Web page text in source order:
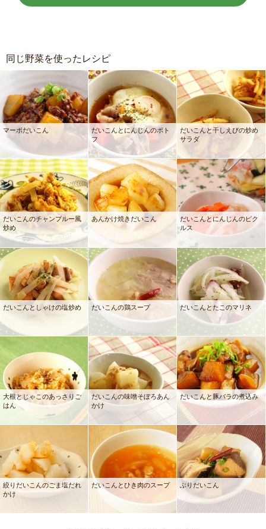
同じ野菜を使ったレシピ
マーボだいこん
だいこんとにんじんのポト
フ
だいこんと干しえびの炒め
サラダ
だいこんのチャンプルー風
炒め
あんかけ焼きだいこん
だいこんとにんじんのピク
ルス
だいこんとしゃけの塩炒め だいこんの鶏スープ だいこんとたこのマリネ
大根とじゃこのあっさりご
はん
だいこんの味噌そぼろあん
かけ
だいこんと豚バラの煮込み
絞りだいこんのごま塩だれ
かけ
だいこんとひき肉のスープ ぶりだいこん